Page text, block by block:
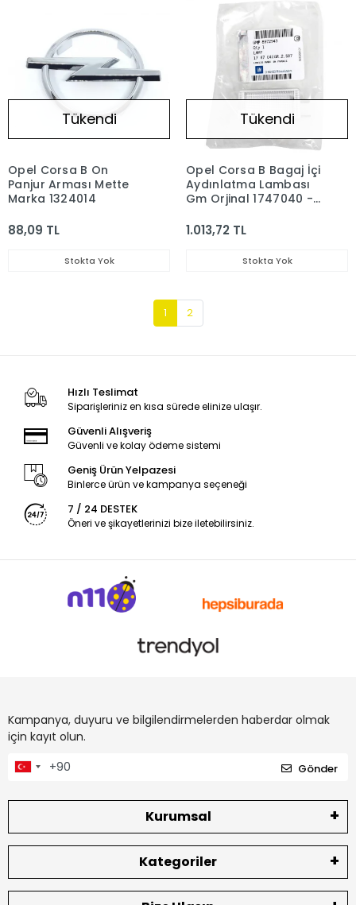
Tükendi
Opel Corsa B On
Panjur Arması Mette
Marka 1324014
88,09 TL
Stokta Yok
Tükendi
Opel Corsa B Bagaj İçi
Aydınlatma Lambası
Gm Orjinal 1747040 -
1.013,72 TL
Stokta Yok
1 2
Hızlı Teslimat
Siparişleriniz en kısa sürede elinize ulaşır.
Güvenli Alışveriş
Güvenli ve kolay ödeme sistemi
Geniş Ürün Yelpazesi
Binlerce ürün ve kampanya seçeneği
7 / 24 DESTEK
Öneri ve şikayetlerinizi bize iletebilirsiniz.
Kampanya, duyuru ve bilgilendirmelerden haberdar olmak
için kayıt olun.
Gönder
Kurumsal
Kategoriler